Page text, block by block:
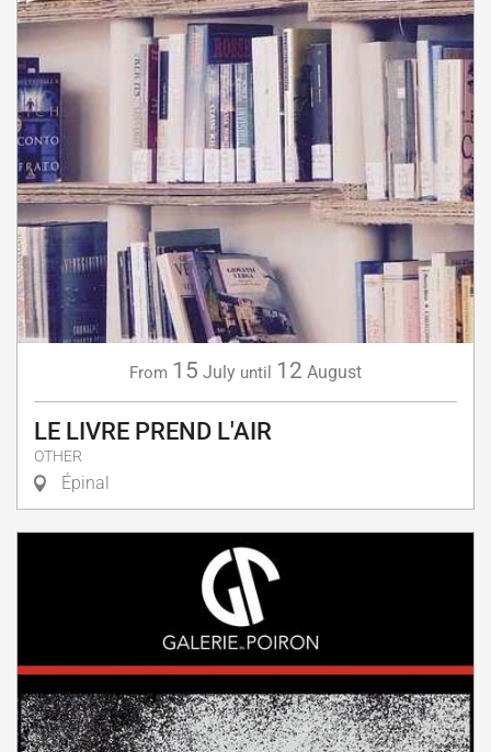
From 15 July until 12 August
LE LIVRE PREND L'AIR
OTHER
Épinal